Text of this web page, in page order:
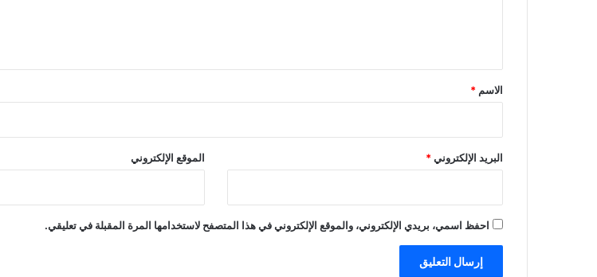
*
الاسم *
البريد الإلكتروني* الموقع الإلكتروني
احفظ اسمي، بريدي الإلكتروني، والموقع الإلكتروني في هذا المتصفح لاستخدامها المرة المقبلة في تعليقي.